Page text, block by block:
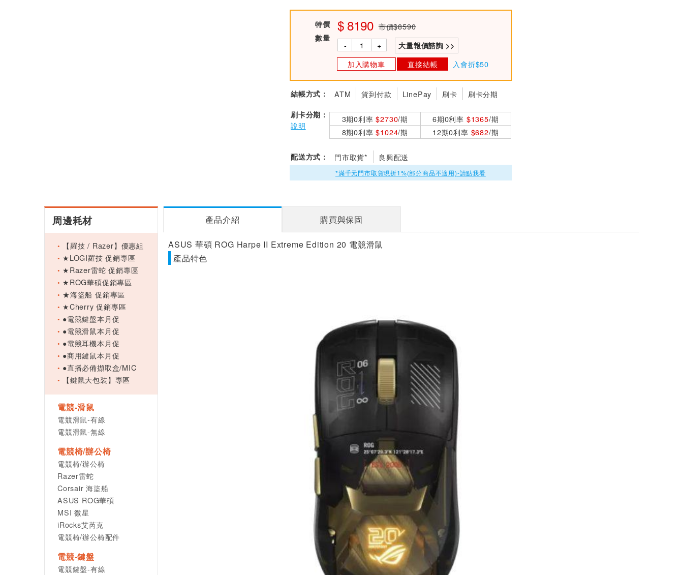
特價 8190 市價$8590
數量
- + 大量報價諮詢 >>
加入購物車 直接結帳 入會折$50
結帳方式： ATM 貨到付款 LinePay 刷卡 刷卡分期
刷卡分期：
說明
3期0利率$2730/期 6期0利率 $1365/期
8期0利率$1024/期 12期0利率 $682/期
配送方式： 門市取貨* 良興配送
*滿千元門市取貨現折1%(部分商品不適用)-請點我看
周邊耗材
【羅技 / Razer】優惠組
★LOGI羅技 促銷專區
★Razer雷蛇 促銷專區
★ROG華碩促銷專區
★海盜船 促銷專區
★Cherry 促銷專區
●電競鍵盤本月促
●電競滑鼠本月促
●電競耳機本月促
●商用鍵鼠本月促
●直播必備擷取盒/MIC
【鍵鼠大包裝】專區
電競-滑鼠
電競滑鼠-有線
電競滑鼠-無線
電競椅/辦公椅
電競椅/辦公椅
Razer雷蛇
Corsair 海盜船
ASUS ROG華碩
MSI 微星
iRocks艾芮克
電競椅/辦公椅配件
電競-鍵盤
電競鍵盤-有線
產品介紹 購買與保固
ASUS 華碩 ROG Harpe II Extreme Edition 20 電競滑鼠
產品特色